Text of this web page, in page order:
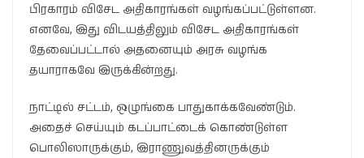
பிரகாரம் விசேட அதிகாரங்கள் வழங்கப்பட்டுள்ளன.
எனவே, இது விடயத்திலும் விசேட அதிகாரங்கள்
தேவைப்பட்டால் அதனையும் அரசு வழங்க
தயாராகவே இருக்கின்றது.
நாட்டில் சட்டம், ஒழுங்கை பாதுகாக்கவேண்டும்.
அதைச் செய்யும் கடப்பாட்டைக் கொண்டுள்ள
பொலிஸாருக்கும், இராணுவத்தினருக்கும்